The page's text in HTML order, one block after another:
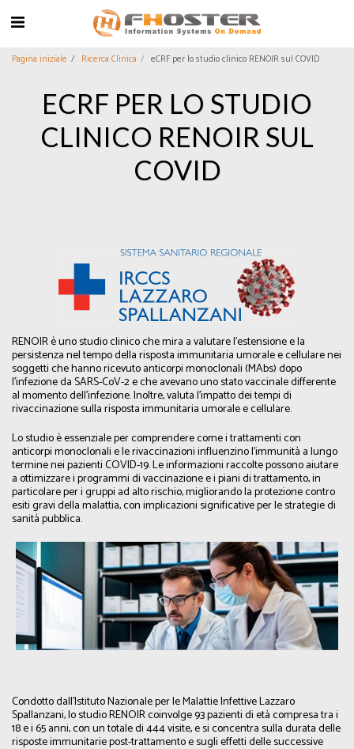
Pagina iniziale Ricerca Clinica eCRF per lo studio clinico RENOIR sul COVID
ECRF PER LO STUDIO
CLINICO RENOIR SUL
COVID
RENOIR è uno studio clinico che mira a valutare l'estensione e la
persistenza nel tempo della risposta immunitaria umorale e cellulare nei
soggetti che hanno ricevuto anticorpi monoclonali (MAbs) dopo
l'infezione da SARS-CoV-2 e che avevano uno stato vaccinale differente
al momento dell'infezione. Inoltre, valuta l'impatto dei tempi di
rivaccinazione sulla risposta immunitaria umorale e cellulare.
Lo studio è essenziale per comprendere come i trattamenti con
anticorpi monoclonali e le rivaccinazioni influenzino l'immunità a lungo
termine nei pazienti COVID-19. Le informazioni raccolte possono aiutare
a ottimizzare i programmi di vaccinazione e i piani di trattamento, in
particolare per i gruppi ad alto rischio, migliorando la protezione contro
esiti gravi della malattia, con implicazioni significative per le strategie di
sanità pubblica.
Condotto dall'Istituto Nazionale per le Malattie Infettive Lazzaro
Spallanzani, lo studio RENOIR coinvolge 93 pazienti di età compresa tra i
18 e i 65 anni, con un totale di 444 visite, e si concentra sulla durata delle
risposte immunitarie post-trattamento e sugli effetti delle successive